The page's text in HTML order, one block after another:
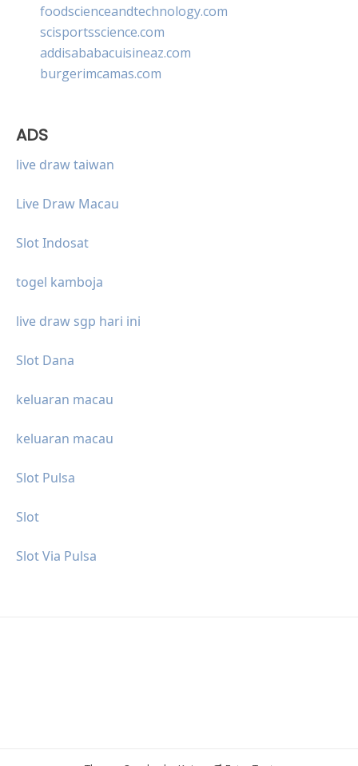
foodscienceandtechnology.com
scisportsscience.com
addisababacuisineaz.com
burgerimcamas.com
ADS
live draw taiwan
Live Draw Macau
Slot Indosat
togel kamboja
live draw sgp hari ini
Slot Dana
keluaran macau
keluaran macau
Slot Pulsa
Slot
Slot Via Pulsa